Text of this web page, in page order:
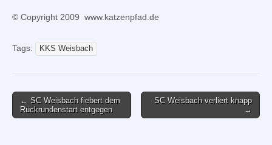
© Copyright 2009 www.katzenpfad.de
Tags: KKS Weisbach
Post
navigation
← SC Weisbach fiebert dem
Rückrundenstart entgegen
SC Weisbach verliert knapp
→